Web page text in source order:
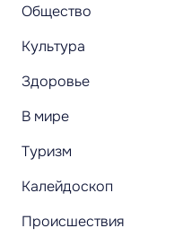
Общество
Культура
Здоровье
В мире
Туризм
Калейдоскоп
Происшествия